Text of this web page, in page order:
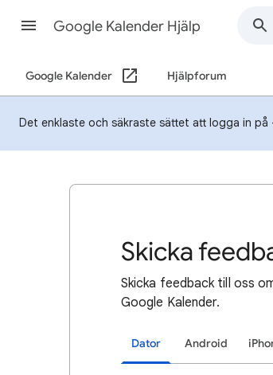
Google Kalender Hjälp
Google Kalender Hjälpforum
Det enklaste och säkraste sättet att logga in på
Skicka
Skicka feedback till oss
Google Kalender.
Dator Android